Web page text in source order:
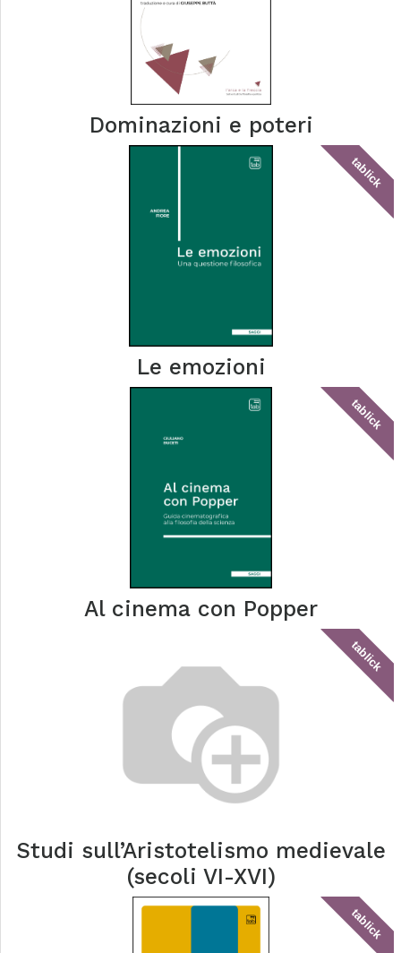
Dominazioni e poteri
tablick
Le emozioni
tablick
Al cinema con Popper
tablick
Studi sull’Aristotelismo medievale
(secoli VI-XVI)
tablick